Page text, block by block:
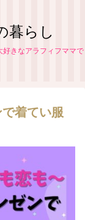
暮らし
好きなアラフィフママで
着てい服